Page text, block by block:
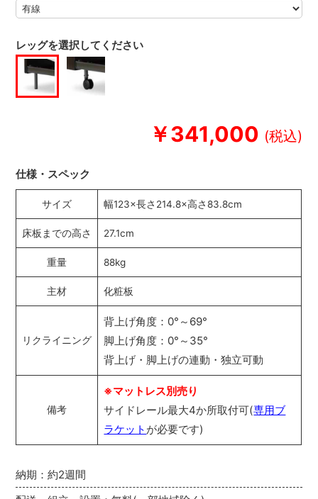
￥341,000
納期：約2週間
レッグを選択してください
仕様・スペック
サイズ 幅123×長さ214.8×高さ83.8cm
床板までの高さ 27.1cm
重量 88kg
主材 化粧板
リクライニング
背上げ角度：0°～69°
脚上げ角度：0°～35°
背上げ・脚上げの連動・独立可動
備考
※マットレス別売り
サイドレール最大4か所取付可(専用ブ
ラケット が必要です)